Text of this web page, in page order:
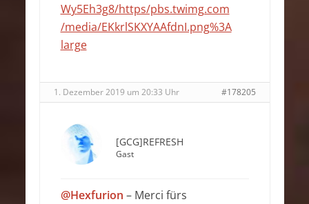
Wy5Eh3g8/https/pbs.twimg.com
/media/EKkrlSKXYAAfdnI.png%3A
large
1. Dezember 2019 um 20:33 Uhr #178205
[GCG]REFRESH
Gast
@Hexfurion – Merci fürs